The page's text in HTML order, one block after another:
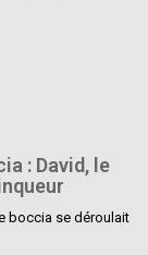
: David, le
boccia se déroulait